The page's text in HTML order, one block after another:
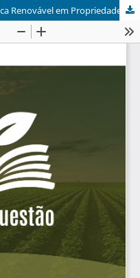
Estudo de Caso da Matriz Energética Renovável em Propriedade Rural no Estado do Mato Grosso